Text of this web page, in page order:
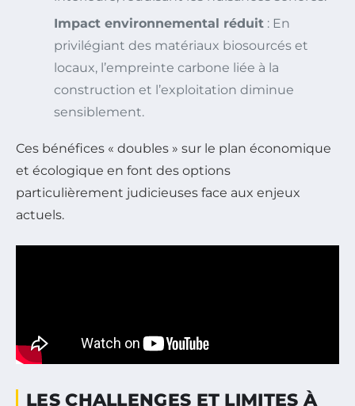
Impact environnemental réduit : En
privilégiant des matériaux biosourcés et
locaux, l’empreinte carbone liée à la
construction et l’exploitation diminue
sensiblement.
Ces bénéfices « doubles » sur le plan économique
et écologique en font des options
particulièrement judicieuses face aux enjeux
actuels.
LES CHALLENGES ET LIMITES À